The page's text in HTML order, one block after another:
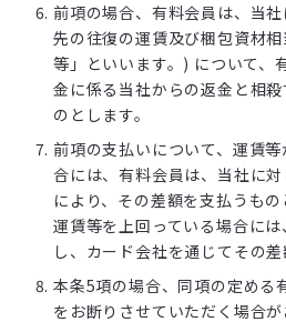
前項の場合、有料会員は、当
先の往復の運賃及び梱包資材
等」といいます。) について、
金に係る当社からの返金と相
のとします。
前項の支払いについて、運賃
合には、有料会員は、当社に
により、その差額を支払うも
運賃等を上回っている場合に
し、カード会社を通じてその差
本条5項の場合、同項の定める
をお断りさせていただく場合が